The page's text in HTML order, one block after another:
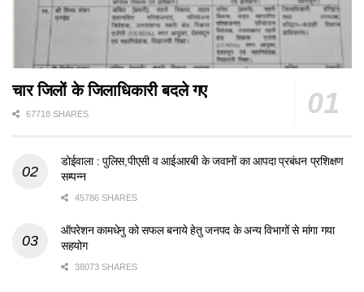
चार जिलों के जिलाधिकारी बदले गए
67718 SHARES
डोईवाला : पुलिस,पीएसी व आईआरबी के जवानों का आपदा प्रबंधन प्रशिक्षण
सम्पन्न
45786 SHARES
ऑपरेशन कामधेनु को सफल बनाये हेतु जनपद के अन्य विभागों से मांगा गया
सहयोग
38073 SHARES